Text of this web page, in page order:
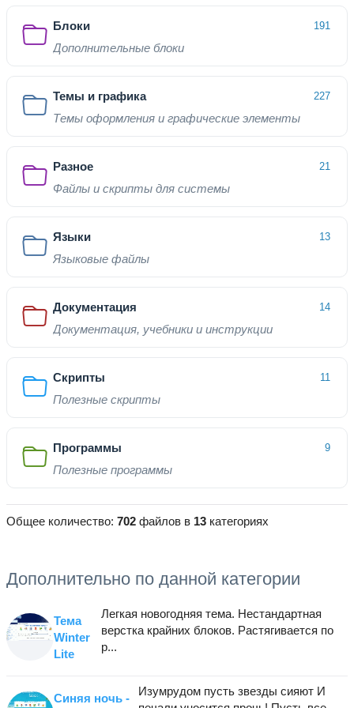
Блоки 191
Дополнительные блоки
Темы и графика 227
Темы оформления и графические элементы
Разное 21
Файлы и скрипты для системы
Языки 13
Языковые файлы
Документация 14
Документация, учебники и инструкции
Скрипты 11
Полезные скрипты
Программы 9
Полезные программы
Общее количество: 702 файлов в 13 категориях
Дополнительно по данной категории
Тема
Winter
Lite
Легкая новогодняя тема. Нестандартная
верстка крайних блоков. Растягивается по
р...
Синяя ночь -
Изумрудом пусть звезды сияют И